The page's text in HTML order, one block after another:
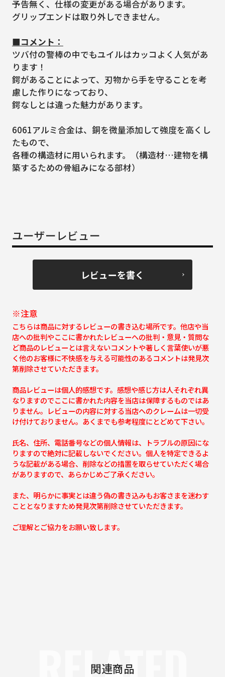
予告無く、仕様の変更がある場合があります。
グリップエンドは取り外しできません。
■コメント：
ツバ付の警棒の中でもユイルはカッコよく人気があ
ります！
鍔があることによって、刃物から手を守ることを考
慮した作りになっており、
鍔なしとは違った魅力があります。
6061アルミ合金は、銅を微量添加して強度を高くし
たもので、
各種の構造材に用いられます。（構造材…建物を構
築するための骨組みになる部材）
ユーザーレビュー
レビューを書く
※注意
こちらは商品に対するレビューの書き込む場所です。他店や当
店への批判やここに書かれたレビューへの批判・意見・質問な
ど商品のレビューとは言えないコメントや著しく言葉使いが悪
く他のお客様に不快感を与える可能性のあるコメントは発見次
第削除させていただきます。
商品レビューは個人的感想です。感想や感じ方は人それぞれ異
なりますのでここに書かれた内容を当店は保障するものではあ
りません。レビューの内容に対する当店へのクレームは一切受
け付けておりません。あくまでも参考程度にとどめて下さい。
氏名、住所、電話番号などの個人情報は、トラブルの原因にな
りますので絶対に記載しないでください。個人を特定できるよ
うな記載がある場合、削除などの措置を取らせていただく場合
がありますので、あらかじめご了承ください。
また、明らかに事実とは違う偽の書き込みもお客さまを迷わす
こととなりますため発見次第削除させていただきます。
ご理解とご協力をお願い致します。
関連商品